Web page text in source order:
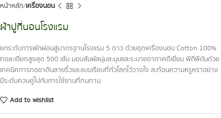
หน้าหลัก เครื่องนอน
ผ้าปูที่นอนโรงแรม
ยกระดับการพักผ่อนสู่มาตรฐานโรงแรม 5 ดาว ด้วยชุดเครื่องนอน Cotton 100%
ทอละเอียดสูงสุด 500 เส้น มอบสัมผัสนุ่มละมุนและระบายอากาศดีเยี่ยม พิถีพิถันด้วย
เทคนิคการทอซาตินลายริ้วและแบบเรียบที่ทั่วโลกไว้วางใจ สะท้อนความหรูหราอย่าง
มีระดับควบคู่ไปกับการใช้งานที่ทนทาน
Add to wishlist